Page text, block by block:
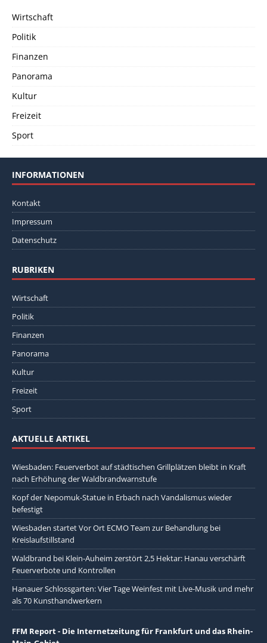
Wirtschaft
Politik
Finanzen
Panorama
Kultur
Freizeit
Sport
INFORMATIONEN
Kontakt
Impressum
Datenschutz
RUBRIKEN
Wirtschaft
Politik
Finanzen
Panorama
Kultur
Freizeit
Sport
AKTUELLE ARTIKEL
Wiesbaden: Feuerverbot auf städtischen Grillplätzen bleibt in Kraft
nach Erhöhung der Waldbrandwarnstufe
Kopf der Nepomuk-Statue in Erbach nach Vandalismus wieder
befestigt
Wiesbaden startet Vor Ort ECMO Team zur Behandlung bei
Kreislaufstillstand
Waldbrand bei Klein-Auheim zerstört 2,5 Hektar: Hanau verschärft
Feuerverbote und Kontrollen
Hanauer Schlossgarten: Vier Tage Weinfest mit Live-Musik und mehr
als 70 Kunsthandwerkern
FFM Report - Die Internetzeitung für Frankfurt und das Rhein-